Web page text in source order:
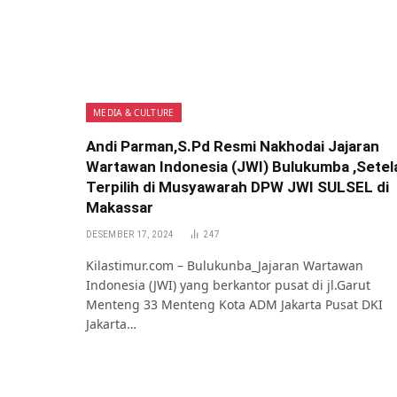
MEDIA & CULTURE
Andi Parman,S.Pd Resmi Nakhodai Jajaran
Wartawan Indonesia (JWI) Bulukumba
Terpilih di Musyawarah DPW JWI SULSEL di
Makassar
DESEMBER 17, 2024 247
Kilastimur.com – Bulukunba_Jajaran Wartawan
Indonesia (JWI) yang berkantor pusat di jl.Garut
Menteng 33 Menteng Kota ADM Jakarta Pusat DKI
Jakarta…